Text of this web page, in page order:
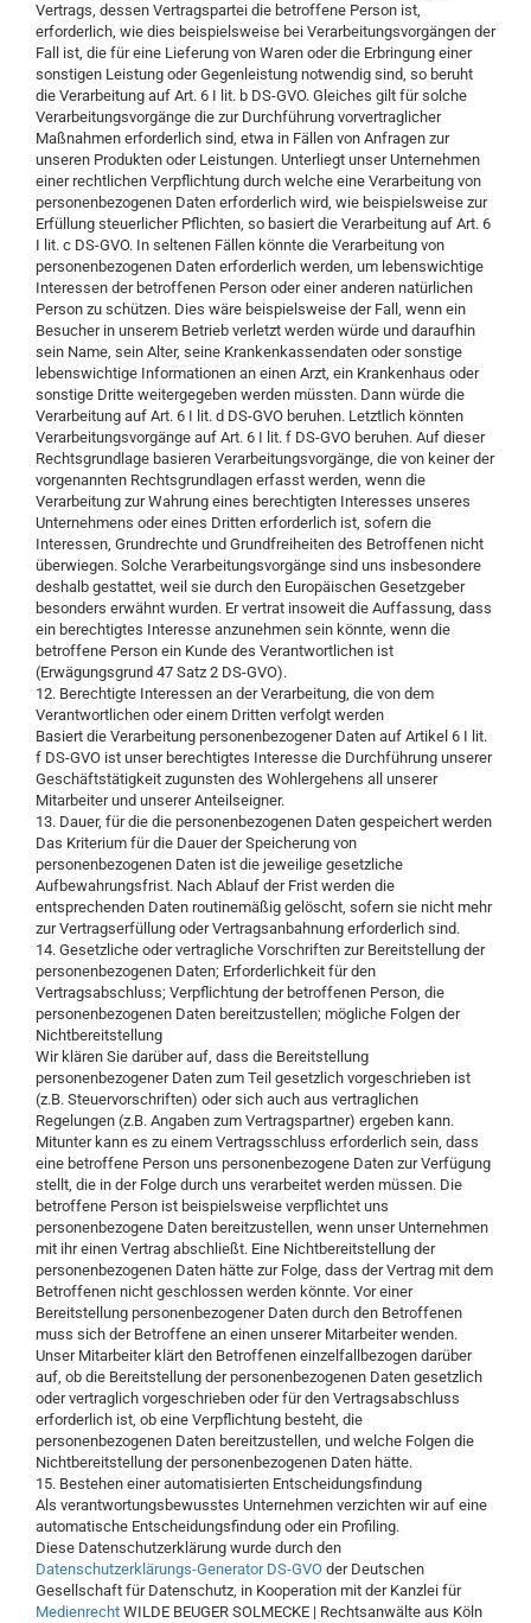
Vertrags, dessen Vertragspartei die betroffene Person ist,
erforderlich, wie dies beispielsweise bei Verarbeitungsvorgängen der
Fall ist, die für eine Lieferung von Waren oder die Erbringung einer
sonstigen Leistung oder Gegenleistung notwendig sind, so beruht
die Verarbeitung auf Art. 6 I lit. b DS-GVO. Gleiches gilt für solche
Verarbeitungsvorgänge die zur Durchführung vorvertraglicher
Maßnahmen erforderlich sind, etwa in Fällen von Anfragen zur
unseren Produkten oder Leistungen. Unterliegt unser Unternehmen
einer rechtlichen Verpflichtung durch welche eine Verarbeitung von
personenbezogenen Daten erforderlich wird, wie beispielsweise zur
Erfüllung steuerlicher Pflichten, so basiert die Verarbeitung auf Art. 6
I lit. c DS-GVO. In seltenen Fällen könnte die Verarbeitung von
personenbezogenen Daten erforderlich werden, um lebenswichtige
Interessen der betroffenen Person oder einer anderen natürlichen
Person zu schützen. Dies wäre beispielsweise der Fall, wenn ein
Besucher in unserem Betrieb verletzt werden würde und daraufhin
sein Name, sein Alter, seine Krankenkassendaten oder sonstige
lebenswichtige Informationen an einen Arzt, ein Krankenhaus oder
sonstige Dritte weitergegeben werden müssten. Dann würde die
Verarbeitung auf Art. 6 I lit. d DS-GVO beruhen. Letztlich könnten
Verarbeitungsvorgänge auf Art. 6 I lit. f DS-GVO beruhen. Auf dieser
Rechtsgrundlage basieren Verarbeitungsvorgänge, die von keiner der
vorgenannten Rechtsgrundlagen erfasst werden, wenn die
Verarbeitung zur Wahrung eines berechtigten Interesses unseres
Unternehmens oder eines Dritten erforderlich ist, sofern die
Interessen, Grundrechte und Grundfreiheiten des Betroffenen nicht
überwiegen. Solche Verarbeitungsvorgänge sind uns insbesondere
deshalb gestattet, weil sie durch den Europäischen Gesetzgeber
besonders erwähnt wurden. Er vertrat insoweit die Auffassung, dass
ein berechtigtes Interesse anzunehmen sein könnte, wenn die
betroffene Person ein Kunde des Verantwortlichen ist
(Erwägungsgrund 47 Satz 2 DS-GVO).
12. Berechtigte Interessen an der Verarbeitung, die von dem
Verantwortlichen oder einem Dritten verfolgt werden
Basiert die Verarbeitung personenbezogener Daten auf Artikel 6 I lit.
f DS-GVO ist unser berechtigtes Interesse die Durchführung unserer
Geschäftstätigkeit zugunsten des Wohlergehens all unserer
Mitarbeiter und unserer Anteilseigner.
13. Dauer, für die die personenbezogenen Daten gespeichert werden
Das Kriterium für die Dauer der Speicherung von
personenbezogenen Daten ist die jeweilige gesetzliche
Aufbewahrungsfrist. Nach Ablauf der Frist werden die
entsprechenden Daten routinemäßig gelöscht, sofern sie nicht mehr
zur Vertragserfüllung oder Vertragsanbahnung erforderlich sind.
14. Gesetzliche oder vertragliche Vorschriften zur Bereitstellung der
personenbezogenen Daten; Erforderlichkeit für den
Vertragsabschluss; Verpflichtung der betroffenen Person, die
personenbezogenen Daten bereitzustellen; mögliche Folgen der
Nichtbereitstellung
Wir klären Sie darüber auf, dass die Bereitstellung
personenbezogener Daten zum Teil gesetzlich vorgeschrieben ist
(z.B. Steuervorschriften) oder sich auch aus vertraglichen
Regelungen (z.B. Angaben zum Vertragspartner) ergeben kann.
Mitunter kann es zu einem Vertragsschluss erforderlich sein, dass
eine betroffene Person uns personenbezogene Daten zur Verfügung
stellt, die in der Folge durch uns verarbeitet werden müssen. Die
betroffene Person ist beispielsweise verpflichtet uns
personenbezogene Daten bereitzustellen, wenn unser Unternehmen
mit ihr einen Vertrag abschließt. Eine Nichtbereitstellung der
personenbezogenen Daten hätte zur Folge, dass der Vertrag mit dem
Betroffenen nicht geschlossen werden könnte. Vor einer
Bereitstellung personenbezogener Daten durch den Betroffenen
muss sich der Betroffene an einen unserer Mitarbeiter wenden.
Unser Mitarbeiter klärt den Betroffenen einzelfallbezogen darüber
auf, ob die Bereitstellung der personenbezogenen Daten gesetzlich
oder vertraglich vorgeschrieben oder für den Vertragsabschluss
erforderlich ist, ob eine Verpflichtung besteht, die
personenbezogenen Daten bereitzustellen, und welche Folgen die
Nichtbereitstellung der personenbezogenen Daten hätte.
15. Bestehen einer automatisierten Entscheidungsfindung
Als verantwortungsbewusstes Unternehmen verzichten wir auf eine
automatische Entscheidungsfindung oder ein Profiling.
Diese Datenschutzerklärung wurde durch den
Datenschutzerklärungs-Generator DS-GVO der Deutschen
Gesellschaft für Datenschutz, in Kooperation mit der Kanzlei für
Medienrecht WILDE BEUGER SOLMECKE | Rechtsanwälte aus Köln